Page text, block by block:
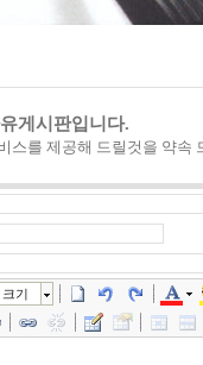
게시판입니다.
스를 제공해 드릴것을 약속
크기